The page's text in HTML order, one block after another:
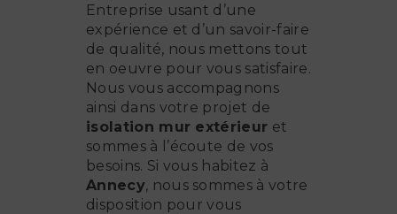
Entreprise usant d’une
expérience et d’un savoir-faire
de qualité, nous mettons tout
en oeuvre pour vous satisfaire.
Nous vous accompagnons
ainsi dans votre projet de
isolation mur extérieur et
sommes à l’écoute de vos
besoins. Si vous habitez à
Annecy, nous sommes à votre
disposition pour vous